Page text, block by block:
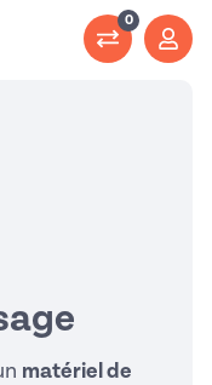
0
matériel de